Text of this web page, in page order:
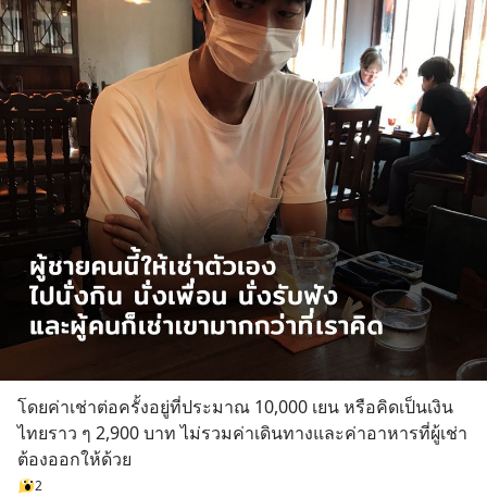
โดยค่าเช่าต่อครั้งอยู่ที่ประมาณ 10,000 เยน หรือคิดเป็นเงิน
ไทยราว ๆ 2,900 บาท ไม่รวมค่าเดินทางและค่าอาหารที่ผู้เช่า
ต้องออกให้ด้วย
2